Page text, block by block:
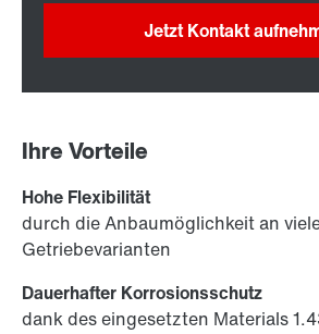
Jetzt Kontakt
Ihre Vorteile
Hohe Flexibilität
durch die Anbaumöglichkeit an
Getriebevarianten
Dauerhafter Korrosionsschutz
dank des eingesetzten Materials